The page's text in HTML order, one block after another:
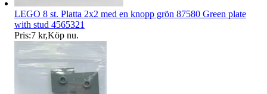
LEGO 8 st. Platta 2x2 med en knopp grön 87580 Green plate
with stud 4565321
Pris:7 kr,Köp nu.